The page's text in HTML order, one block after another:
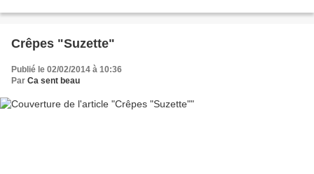
Crêpes "Suzette"
Publié le 02/02/2014 à 10:36
Par Ca sent beau